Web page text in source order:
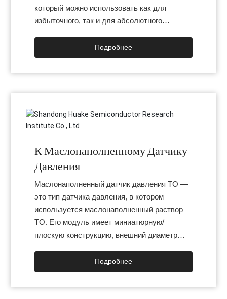
который можно использовать как для
избыточного, так и для абсолютного
используется запатентованный процесс
SOI. Он имеет функцию экранирования поля
и превосходную устойчивость к
которое отличается универсальностью и
простотой установки.
Подробнее
К Маслонаполненному Датчику
Давления
Маслонаполненный датчик давления TO —
это тип датчика давления, в котором
используется маслонаполненный раствор
TO. Его модуль имеет миниатюрную/
плоскую конструкцию, внешний диаметр
8 мм. Он имеет превосходную точность
вывода, обеспечивая при этом надежность.
Готовая продукция может быть
Подробнее